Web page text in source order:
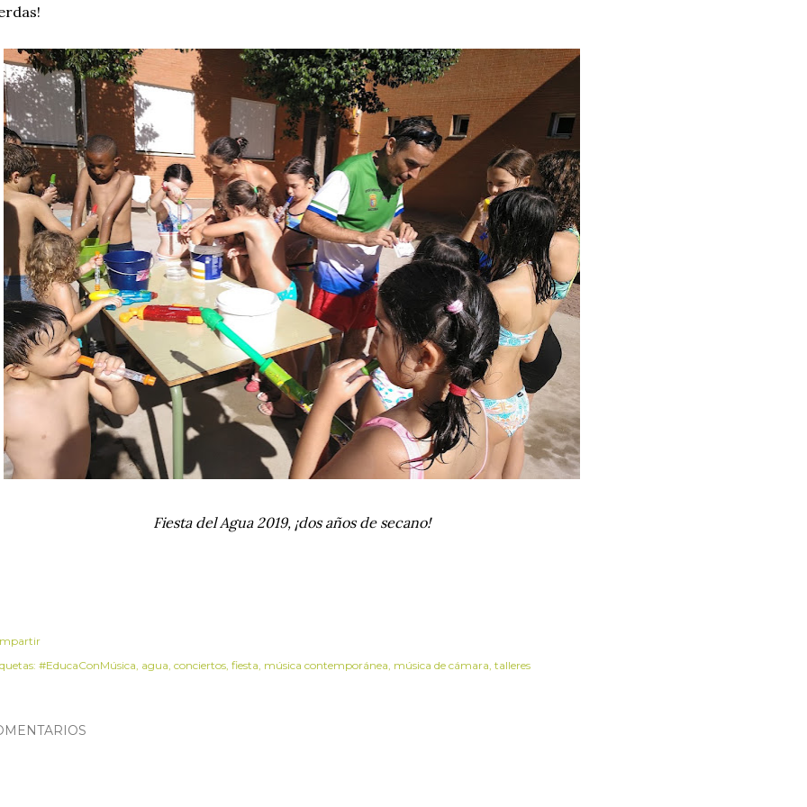
Fiesta del Agua 2019, ¡dos años de secano!
#EducaConMúsica agua conciertos fiesta música contemporánea música de cámara talleres